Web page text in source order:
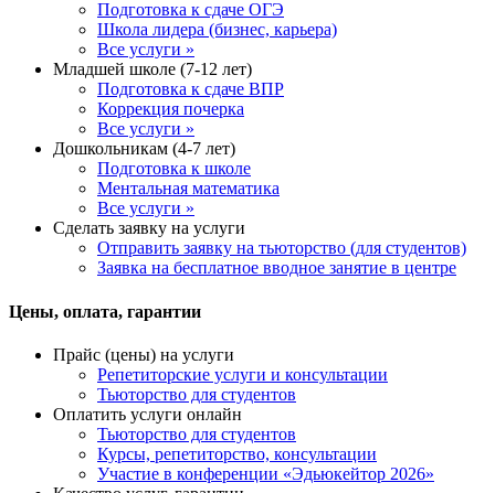
Подготовка к сдаче ОГЭ
Школа лидера (бизнес, карьера)
Все услуги »
Младшей школе (7-12 лет)
Подготовка к сдаче ВПР
Коррекция почерка
Все услуги »
Дошкольникам (4-7 лет)
Подготовка к школе
Ментальная математика
Все услуги »
Сделать заявку на услуги
Отправить заявку на тьюторство (для студентов)
Заявка на бесплатное вводное занятие в центре
Цены, оплата, гарантии
Прайс (цены) на услуги
Репетиторские услуги и консультации
Тьюторство для студентов
Оплатить услуги онлайн
Тьюторство для студентов
Курсы, репетиторство, консультации
Участие в конференции «Эдьюкейтор 2026»